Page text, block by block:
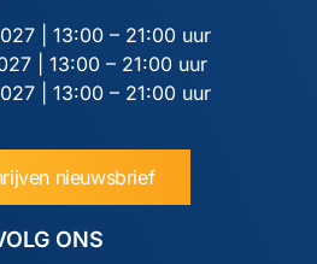
| 13:00 – 21:00 uur
| 13:00 – 21:00 uur
| 13:00 – 21:00 uur
nieuwsbrief
ONS